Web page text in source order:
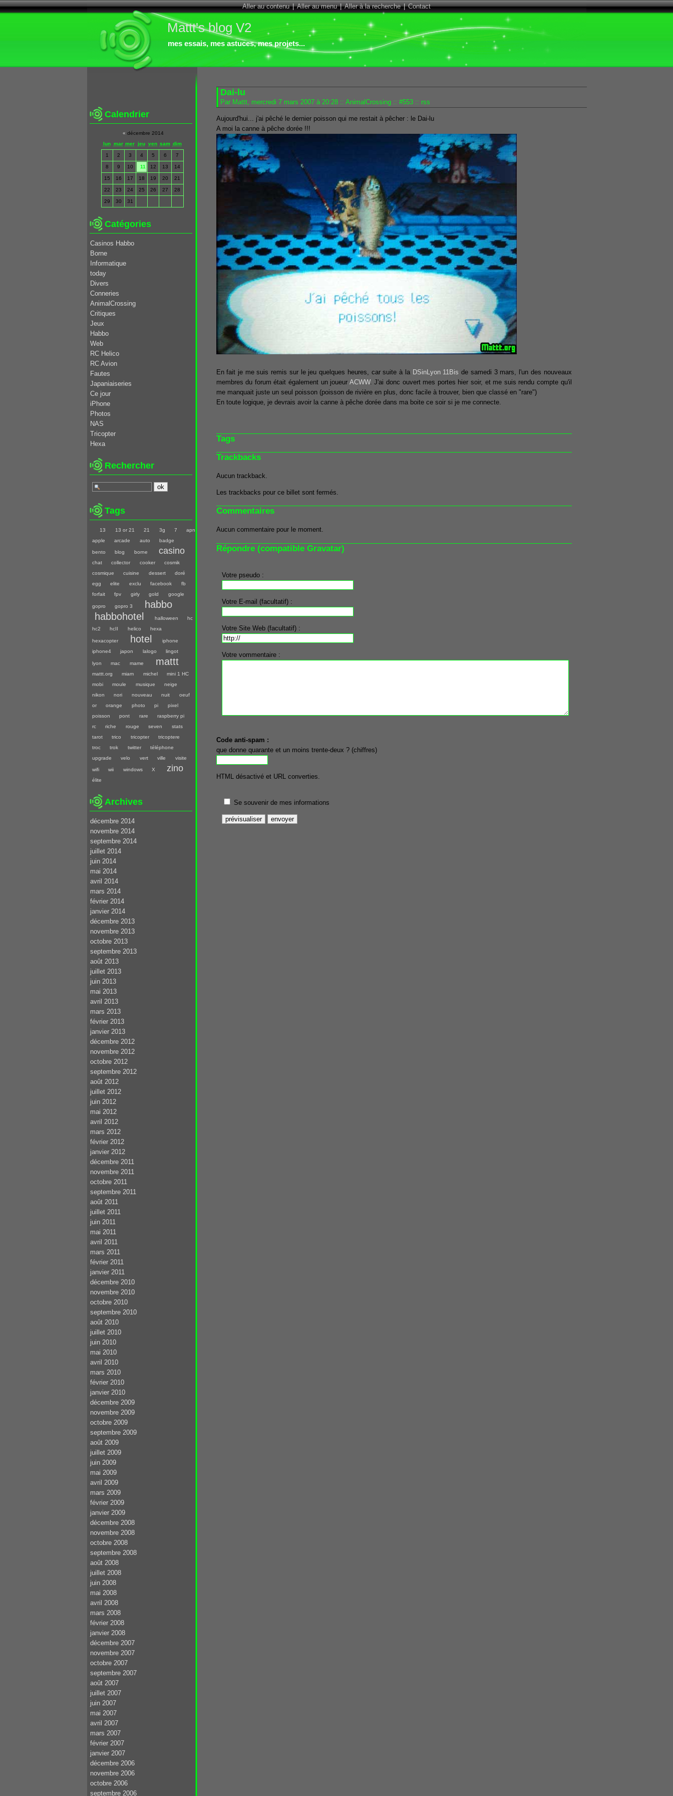
Aller au contenu|Aller au menu|Aller à la recherche|Contact
Mattt's blog V2
mes essais, mes astuces, mes projets...
Dai-lu
Par Mattt, mercredi 7 mars 2007 à 20:28 :: AnimalCrossing :: #553 :: rss
Aujourd'hui... j'ai pêché le dernier poisson qui me restait à pêcher : le Dai-lu
A moi la canne à pêche dorée !!!
En fait je me suis remis sur le jeu quelques heures, car suite à la DSinLyon 11Bis de samedi 3 mars, l'un des nouveaux
membres du forum était également un joueur ACWW. J'ai donc ouvert mes portes hier soir, et me suis rendu compte qu'il
me manquait juste un seul poisson (poisson de rivière en plus, donc facile à trouver, bien que classé en "rare")
En toute logique, je devrais avoir la canne à pêche dorée dans ma boite ce soir si je me connecte.
Tags
Trackbacks
Aucun trackback.
Les trackbacks pour ce billet sont fermés.
Commentaires
Aucun commentaire pour le moment.
Répondre (compatible Gravatar)
Votre pseudo :
Votre E-mail (facultatif) :
Votre Site Web (facultatif) :
Votre vommentaire :
Code anti-spam :
que donne quarante et un moins trente-deux ? (chiffres)
HTML désactivé et URL converties.
Se souvenir de mes informations
Calendrier
« décembre 2014
lun mar mer jeu ven sam dim
1 2 3 4 5 6 7
8 9 10 11 12 13 14
15 16 17 18 19 20 21
22 23 24 25 26 27 28
29 30 31
Catégories
Casinos Habbo
Borne
Informatique
today
Divers
Conneries
AnimalCrossing
Critiques
Jeux
Habbo
Web
RC Helico
RC Avion
Fautes
Japaniaiseries
Ce jour
iPhone
Photos
NAS
Tricopter
Hexa
Rechercher
Tags
13 13 or 21 21 3g 7
apn
apple
arcade auto badge
bento blog borne casino
chat collector cooker
cosmik
cosmique
cuisine dessert
doré
egg
elite exclu facebook
fb
forfait
fpv girly gold google
gopro gopro 3
habbo
habbohotel
halloween
hc
hc2
hcII helico hexa
hexacopter hotel
iphone
iphone4
japon lalogo lingot
lyon mac mame mattt
mattt.org miam michel
mini 1 HC
mobi
moule musique
neige
nikon
nori nouveau nuit
oeuf
or
orange photo pi
pixel
poisson
pont rare
raspberry pi
rc
riche rouge seven
stats
tarot
trico tricopter
tricoptere
troc
trok twitter
téléphone
upgrade
velo vert ville visite
wifi wii windows X zino
élite
Archives
décembre 2014
novembre 2014
septembre 2014
juillet 2014
juin 2014
mai 2014
avril 2014
mars 2014
février 2014
janvier 2014
décembre 2013
novembre 2013
octobre 2013
septembre 2013
août 2013
juillet 2013
juin 2013
mai 2013
avril 2013
mars 2013
février 2013
janvier 2013
décembre 2012
novembre 2012
octobre 2012
septembre 2012
août 2012
juillet 2012
juin 2012
mai 2012
avril 2012
mars 2012
février 2012
janvier 2012
décembre 2011
novembre 2011
octobre 2011
septembre 2011
août 2011
juillet 2011
juin 2011
mai 2011
avril 2011
mars 2011
février 2011
janvier 2011
décembre 2010
novembre 2010
octobre 2010
septembre 2010
août 2010
juillet 2010
juin 2010
mai 2010
avril 2010
mars 2010
février 2010
janvier 2010
décembre 2009
novembre 2009
octobre 2009
septembre 2009
août 2009
juillet 2009
juin 2009
mai 2009
avril 2009
mars 2009
février 2009
janvier 2009
décembre 2008
novembre 2008
octobre 2008
septembre 2008
août 2008
juillet 2008
juin 2008
mai 2008
avril 2008
mars 2008
février 2008
janvier 2008
décembre 2007
novembre 2007
octobre 2007
septembre 2007
août 2007
juillet 2007
juin 2007
mai 2007
avril 2007
mars 2007
février 2007
janvier 2007
décembre 2006
novembre 2006
octobre 2006
septembre 2006